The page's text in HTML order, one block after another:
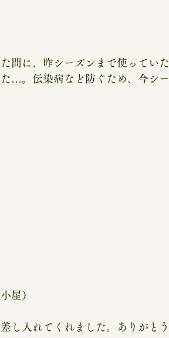
間に、昨シーズンまで使っていた
…。伝染病など防ぐため、今シー
屋）
し入れてくれました。ありがとう